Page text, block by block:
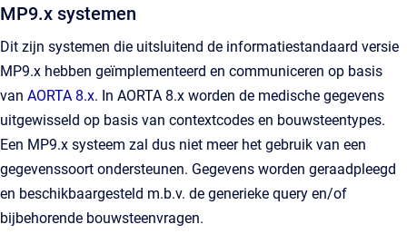
MP9.x systemen
Dit zijn systemen die uitsluitend de informatiestandaard versie
MP9.x hebben geïmplementeerd en communiceren op basis
van AORTA 8.x. In AORTA 8.x worden de medische gegevens
uitgewisseld op basis van contextcodes en bouwsteentypes.
Een MP9.x systeem zal dus niet meer het gebruik van een
gegevenssoort ondersteunen. Gegevens worden geraadpleegd
en beschikbaargesteld m.b.v. de generieke query en/of
bijbehorende bouwsteenvragen.